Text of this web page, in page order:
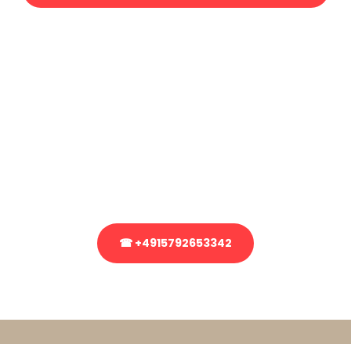
☎ +4915792653342